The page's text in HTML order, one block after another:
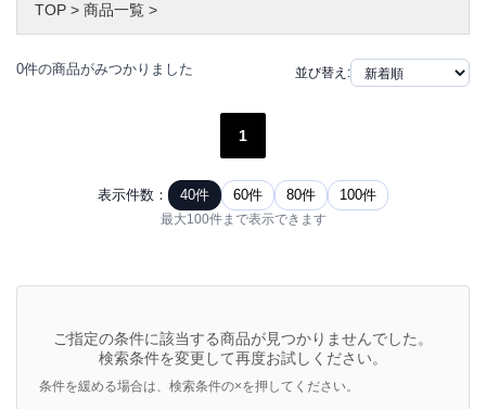
TOP > 商品一覧 >
0件の商品がみつかりました 並び替え:
1
表示件数： 40件 60件 80件 100件
最大100件まで表示できます
ご指定の条件に該当する商品が見つかりませんでした。
検索条件を変更して再度お試しください。
条件を緩める場合は、検索条件の×を押してください。